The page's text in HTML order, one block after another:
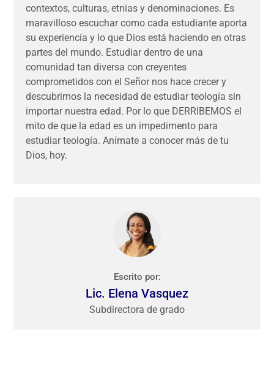
contextos, culturas, etnias y denominaciones. Es
maravilloso escuchar como cada estudiante aporta
su experiencia y lo que Dios está haciendo en otras
partes del mundo. Estudiar dentro de una
comunidad tan diversa con creyentes
comprometidos con el Señor nos hace crecer y
descubrimos la necesidad de estudiar teología sin
importar nuestra edad. Por lo que DERRIBEMOS el
mito de que la edad es un impedimento para
estudiar teología. Anímate a conocer más de tu
Dios, hoy.
Escrito por:
Lic. Elena Vasquez
Subdirectora de grado